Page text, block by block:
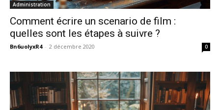
Administration
Comment écrire un scenario de film :
quelles sont les étapes à suivre ?
Bn6uoIyxR4 - 2 décembre 2020 0